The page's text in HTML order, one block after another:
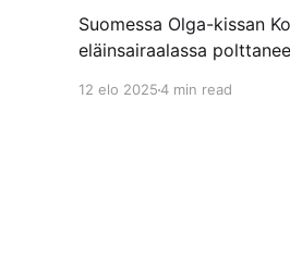
Suomessa Olga-kissan
eläinsairaalassa
12 elo 20254 min read